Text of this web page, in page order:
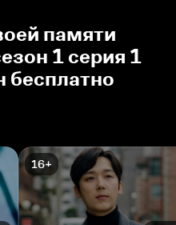
памяти
1 серия 1
бесплатно
16+